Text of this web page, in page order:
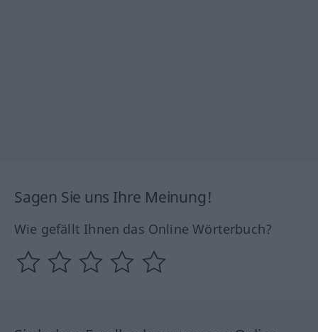
Sagen Sie uns Ihre Meinung!
Wie gefällt Ihnen das Online Wörterbuch?